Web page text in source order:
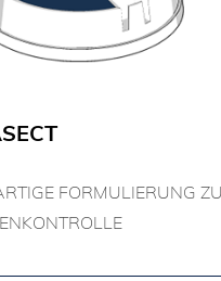
FORMULIERUNG